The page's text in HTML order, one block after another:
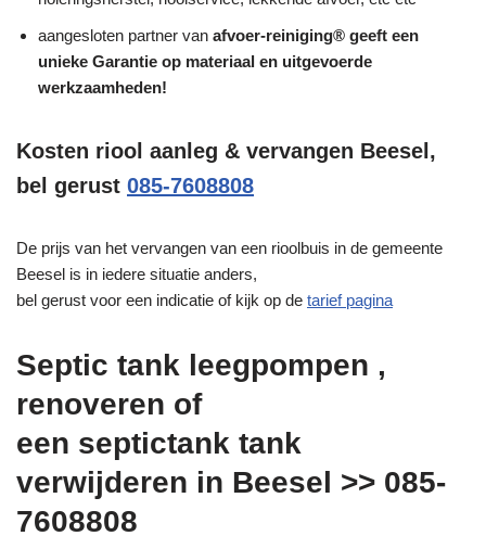
aangesloten partner van afvoer-reiniging® geeft een
unieke Garantie op materiaal en uitgevoerde
werkzaamheden!
Kosten riool aanleg & vervangen Beesel,
bel gerust 085-7608808
De prijs van het vervangen van een rioolbuis in de gemeente
Beesel is in iedere situatie anders,
bel gerust voor een indicatie of kijk op de tarief pagina
Septic tank leegpompen ,
renoveren of
een septictank tank
verwijderen in Beesel >> 085-
7608808